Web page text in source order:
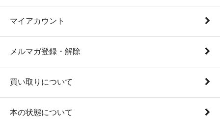
マイアカウント
メルマガ登録・解除
買い取りについて
本の状態について